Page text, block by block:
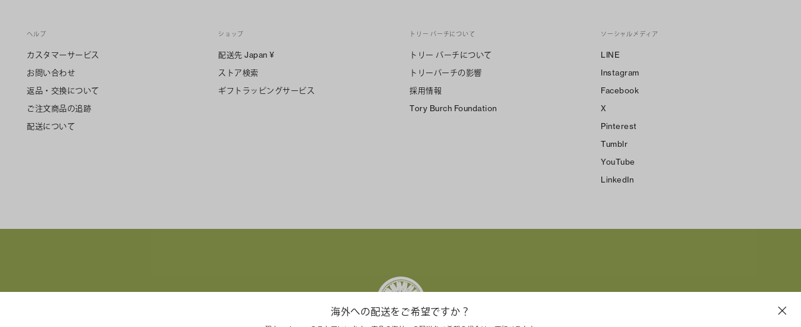
ヘルプ
カスタマーサービス
お問い合わせ
返品・交換について
ご注文商品の追跡
配送について
ショップ
配送先 Japan ¥
ストア検索
ギフトラッピングサービス
トリー バーチについて
トリー バーチについて
トリーバーチの影響
採用情報
Tory Burch Foundation
ソーシャルメディア
LINE
Instagram
Facebook
X
Pinterest
Tumblr
YouTube
LinkedIn
海外への配送をご希望ですか？